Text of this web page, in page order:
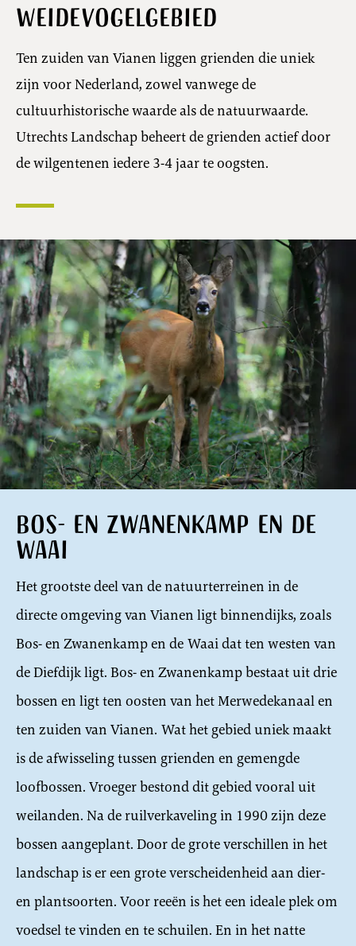
Weidevogelgebied
Ten zuiden van Vianen liggen grienden die uniek
zijn voor Nederland, zowel vanwege de
cultuurhistorische waarde als de natuurwaarde.
Utrechts Landschap beheert de grienden actief door
de wilgentenen iedere 3-4 jaar te oogsten.
Bos- en zwanenkamp en de
Waai
Het grootste deel van de natuurterreinen in de
directe omgeving van Vianen ligt binnendijks, zoals
Bos- en Zwanenkamp en de Waai dat ten westen van
de Diefdijk ligt. Bos- en Zwanenkamp bestaat uit drie
bossen en ligt ten oosten van het Merwedekanaal en
ten zuiden van Vianen. Wat het gebied uniek maakt
is de afwisseling tussen grienden en gemengde
loofbossen. Vroeger bestond dit gebied vooral uit
weilanden. Na de ruilverkaveling in 1990 zijn deze
bossen aangeplant. Door de grote verschillen in het
landschap is er een grote verscheidenheid aan dier-
en plantsoorten. Voor reeën is het een ideale plek om
voedsel te vinden en te schuilen. En in het natte